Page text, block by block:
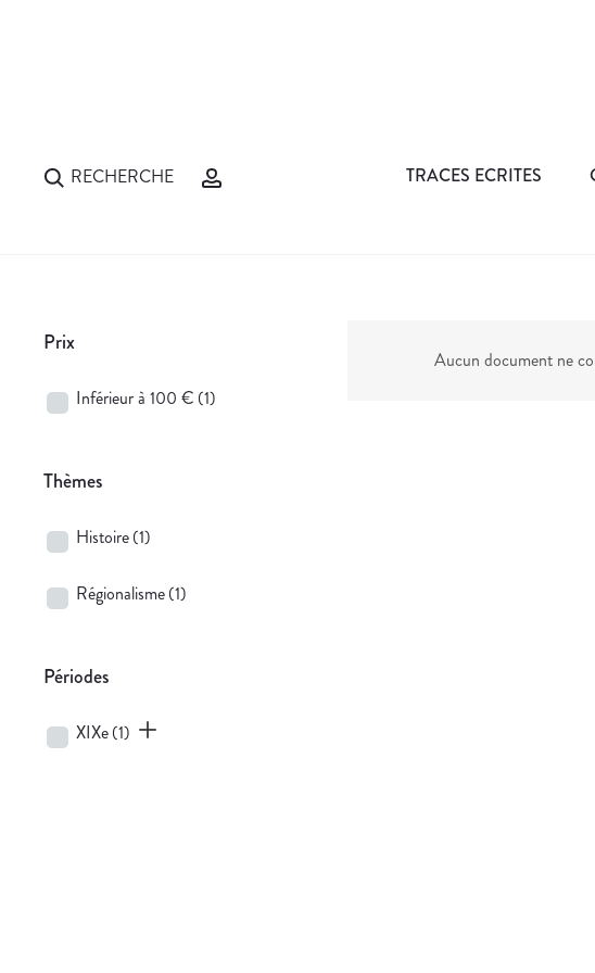
RECHERCHE TRACES ECRITES
Aucun document ne
Prix
Inférieur à 100 € (1)
Thèmes
Histoire(1)
Régionalisme(1)
Périodes
XIXe(1)